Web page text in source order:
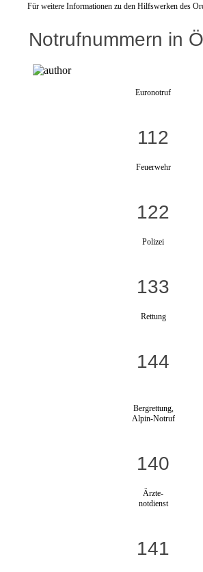
Für weitere Informationen zu den Hilfswerken des
Notrufnummern in
Euronotruf
112
Feuerwehr
122
Polizei
133
Rettung
144
Bergrettung,
Alpin-Notruf
140
Ärzte-
notdienst
141